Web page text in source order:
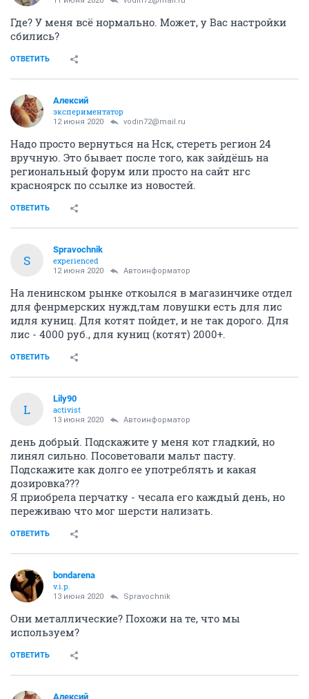
Где? У меня всё нормально. Может, у Вас настройки
сбились?
ОТВЕТИТЬ
Алексий
экспериментатор
12 июня 2020 vodin72@mail.ru
Надо просто вернуться на Нск, стереть регион 24
вручную. Это бывает после того, как зайдёшь на
региональный форум или просто на сайт нгс
красноярск по ссылке из новостей.
ОТВЕТИТЬ
S
Spravochnik
experienced
12 июня 2020 Автоинформатор
На ленинском рынке откоылся в магазинчике отдел
для фенрмерских нужд,там ловушки есть для лис
идля куниц. Для котят пойдет, и не так дорого. Для
лис - 4000 руб., для куниц (котят) 2000+.
ОТВЕТИТЬ
L
Lily90
activist
13 июня 2020 Автоинформатор
день добрый. Подскажите у меня кот гладкий, но
линял сильно. Посоветовали мальт пасту.
Подскажите как долго ее употреблять и какая
дозировка???
Я приобрела перчатку - чесала его каждый день, но
переживаю что мог шерсти нализать.
ОТВЕТИТЬ
bondarena
v.i.p.
13 июня 2020 Spravochnik
Они металлические? Похожи на те, что мы
используем?
ОТВЕТИТЬ
Алексий